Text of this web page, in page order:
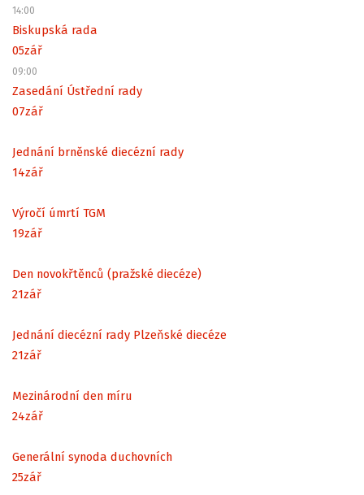
14:00
Biskupská rada
05zář
09:00
Zasedání Ústřední rady
07zář
Jednání brněnské diecézní rady
14zář
Výročí úmrtí TGM
19zář
Den novokřtěnců (pražské diecéze)
21zář
Jednání diecézní rady Plzeňské diecéze
21zář
Mezinárodní den míru
24zář
Generální synoda duchovních
25zář